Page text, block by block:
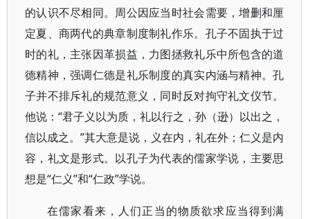
的认识不尽相同。周公因应当时社会需要，增删和厘
定夏、商两代的典章制度制礼作乐。孔子不固执于过
时的礼，主张因革损益，力图拯救礼乐中所包含的道
德精神，强调仁德是礼乐制度的真实内涵与精神。孔
子并不排斥礼的规范意义，同时反对拘守礼文仪节。
他说：“君子义以为质，礼以行之，孙（逊）以出之，
信以成之。”其大意是说，义在内，礼在外；仁义是内
容，礼文是形式。以孔子为代表的儒家学说，主要思
想是“仁义”和“仁政”学说。
在儒家看来，人们正当的物质欲求应当得到满